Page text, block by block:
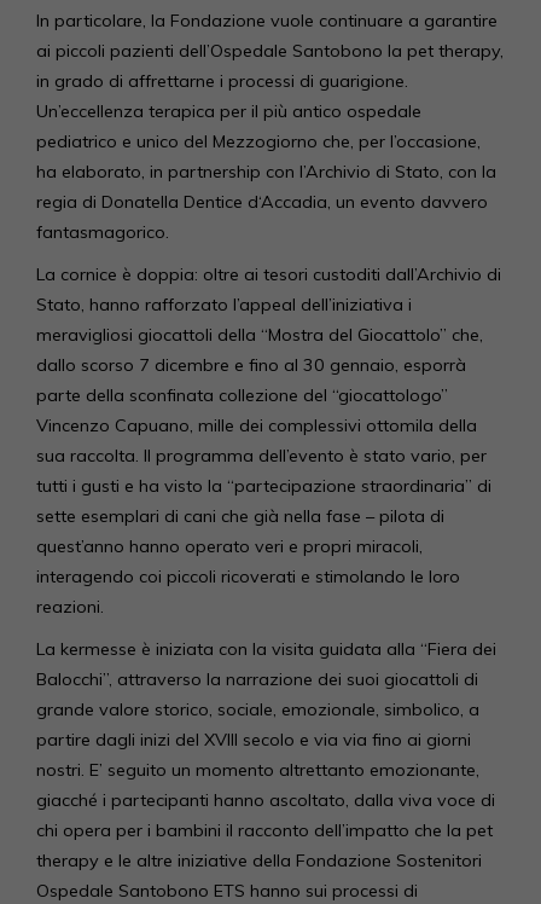
In particolare, la Fondazione vuole continuare a garantire
ai piccoli pazienti dell’Ospedale Santobono la pet therapy,
in grado di affrettarne i processi di guarigione.
Un’eccellenza terapica per il più antico ospedale
pediatrico e unico del Mezzogiorno che, per l’occasione,
ha elaborato, in partnership con l’Archivio di Stato, con la
regia di Donatella Dentice d‘Accadia, un evento davvero
fantasmagorico.
La cornice è doppia: oltre ai tesori custoditi dall’Archivio di
Stato, hanno rafforzato l’appeal dell’iniziativa i
meravigliosi giocattoli della “Mostra del Giocattolo” che,
dallo scorso 7 dicembre e fino al 30 gennaio, esporrà
parte della sconfinata collezione del “giocattologo”
Vincenzo Capuano, mille dei complessivi ottomila della
sua raccolta. Il programma dell’evento è stato vario, per
tutti i gusti e ha visto la “partecipazione straordinaria” di
sette esemplari di cani che già nella fase – pilota di
quest’anno hanno operato veri e propri miracoli,
interagendo coi piccoli ricoverati e stimolando le loro
reazioni.
La kermesse è iniziata con la visita guidata alla “Fiera dei
Balocchi”, attraverso la narrazione dei suoi giocattoli di
grande valore storico, sociale, emozionale, simbolico, a
partire dagli inizi del XVIII secolo e via via fino ai giorni
nostri. E’ seguito un momento altrettanto emozionante,
giacché i partecipanti hanno ascoltato, dalla viva voce di
chi opera per i bambini il racconto dell’impatto che la pet
therapy e le altre iniziative della Fondazione Sostenitori
Ospedale Santobono ETS hanno sui processi di